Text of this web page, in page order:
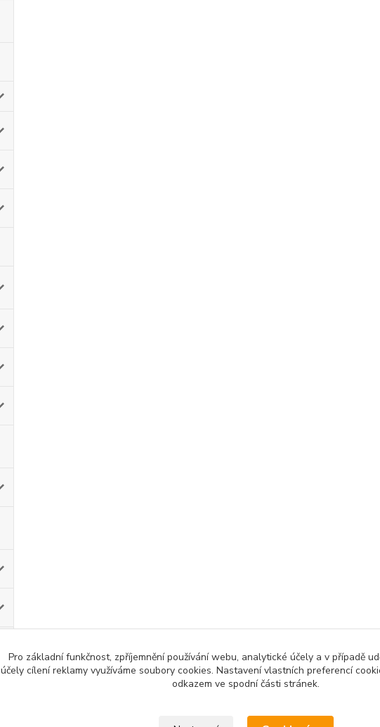
Pro základní funkčnost, zpříjemnění používání webu, analytické účely a v případě
účely cílení reklamy využíváme soubory cookies. Nastavení vlastních preferencí
odkazem ve spodní části stránek.